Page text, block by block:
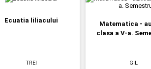
Ecuatia liliacului
TREI
Matematica -
clasa a V-a.
GIL